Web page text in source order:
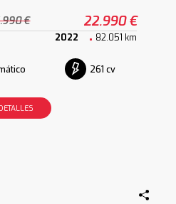
€ 22.990 €
2022 82.051 km
261 cv